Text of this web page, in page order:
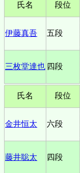
氏名 段位
伊藤真吾 五段
三枚堂達也 四段
氏名 段位
金井恒太 六段
藤井聡太 四段